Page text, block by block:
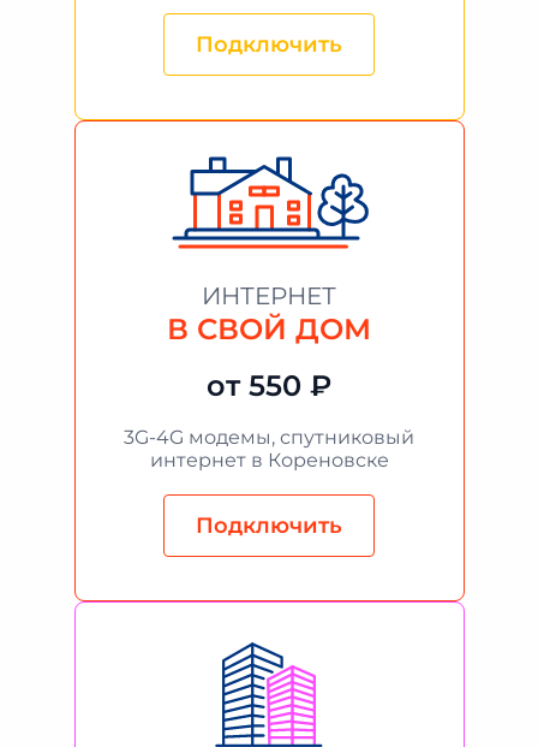
Подключить
ИНТЕРНЕТ
В СВОЙ ДОМ
от 550 ₽
3G-4G модемы, спутниковый
интернет в Кореновске
Подключить